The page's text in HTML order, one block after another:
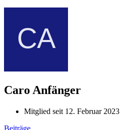
Caro Anfänger
Mitglied seit 12. Februar 2023
Beiträge